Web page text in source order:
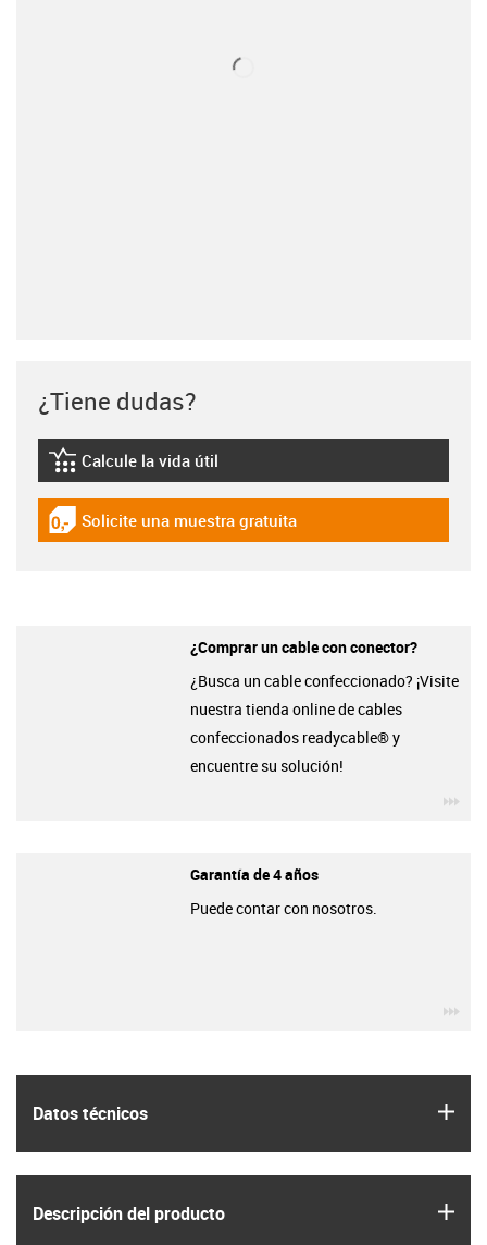
Datos técnicos
Descripción del producto
¿Tiene dudas?
igus-icon-lebensdauerrechner
Calcule la vida útil
igus-icon-gratismuster
Solicite una muestra gratuita
¿Comprar un cable con conector?
¿Busca un cable confeccionado? ¡Visite
nuestra tienda online de cables
confeccionados readycable® y
encuentre su solución!
Garantía de 4 años
Puede contar con nosotros.